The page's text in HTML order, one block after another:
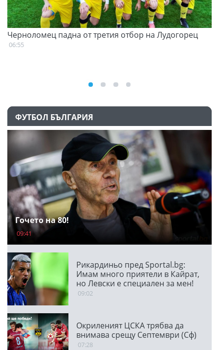
Черноломец падна от третия отбор на Лудогорец
06:55
ФУТБОЛ БЪЛГАРИЯ
Гочето на 80!
09:41
Рикардиньо пред Sportal.bg:
Имам много приятели в Кайрат,
но Левски е специален за мен!
09:02
Окриленият ЦСКА трябва да
внимава срещу Септември (Сф)
07:28